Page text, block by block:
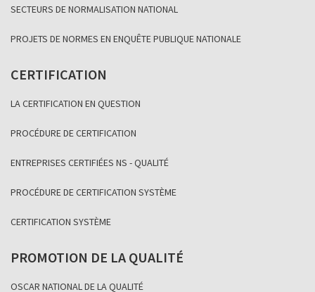
SECTEURS DE NORMALISATION NATIONAL
PROJETS DE NORMES EN ENQUÊTE PUBLIQUE NATIONALE
CERTIFICATION
LA CERTIFICATION EN QUESTION
PROCÉDURE DE CERTIFICATION
ENTREPRISES CERTIFIÉES NS - QUALITÉ
PROCÉDURE DE CERTIFICATION SYSTÈME
CERTIFICATION SYSTÈME
PROMOTION DE LA QUALITÉ
OSCAR NATIONAL DE LA QUALITÉ